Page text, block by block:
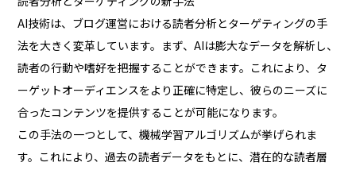
AI技術は、ブログ運営における読者分析とターゲティングの手
法を大きく変革しています。まず、AIは膨大なデータを解析し、
読者の行動や嗜好を把握することができます。これにより、タ
ーゲットオーディエンスをより正確に特定し、彼らのニーズに
合ったコンテンツを提供することが可能になります。
この手法の一つとして、機械学習アルゴリズムが挙げられま
す。これにより、過去の読者データをもとに、潜在的な読者層